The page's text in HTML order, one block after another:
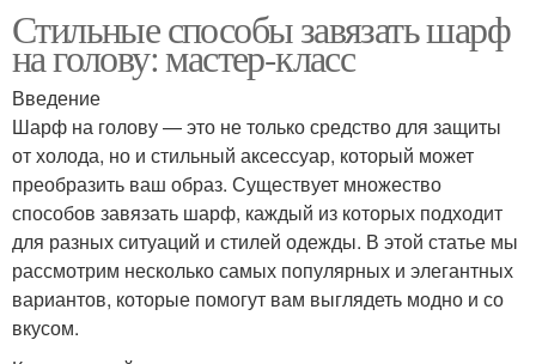
Стильные способы завязать шарф
на голову: мастер-класс
Введение
Шарф на голову — это не только средство для защиты
от холода, но и стильный аксессуар, который может
преобразить ваш образ. Существует множество
способов завязать шарф, каждый из которых подходит
для разных ситуаций и стилей одежды. В этой статье мы
рассмотрим несколько самых популярных и элегантных
вариантов, которые помогут вам выглядеть модно и со
вкусом.